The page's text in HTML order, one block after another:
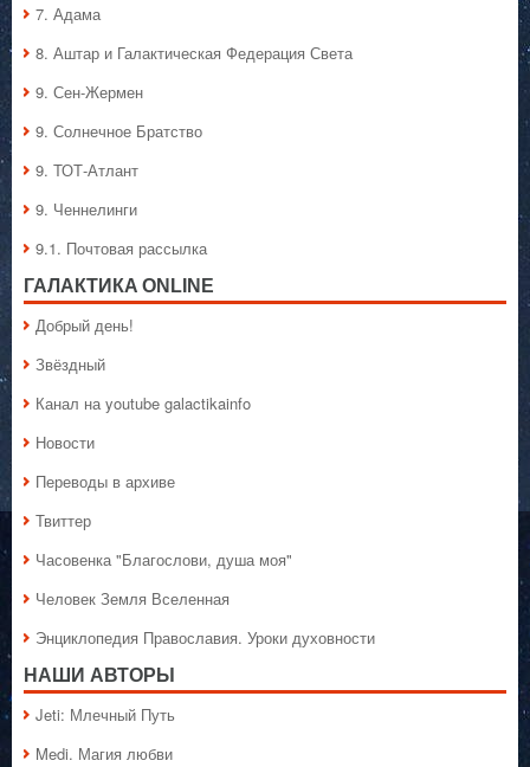
7. Адама
8. Аштар и Галактическая Федерация Света
9. Сен-Жермен
9. Солнечное Братство
9. ТОТ-Атлант
9. Ченнелинги
9.1. Почтовая рассылка
ГАЛАКТИКA ONLINE
Добрый день!
Звёздный
Канал на youtube galactikainfo
Новости
Переводы в архиве
Твиттер
Часовенка "Благослови, душа моя"
Человек Земля Вселенная
Энциклопедия Православия. Уроки духовности
НАШИ АВТОРЫ
Jeti: Млечный Путь
Medi. Магия любви